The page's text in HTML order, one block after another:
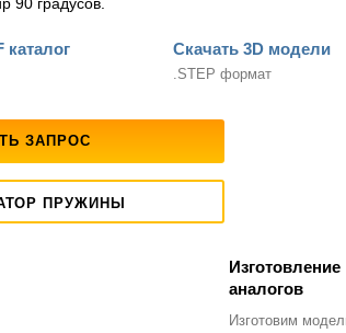
90 градусов.
каталог Скачать 3D модели
.STEP формат
ЗАПРОС
ПРУЖИНЫ
Изготовление
аналогов
Изготовим